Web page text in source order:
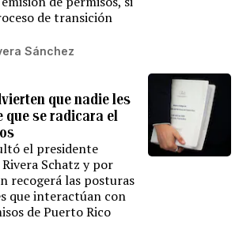
de transición
Sánchez
que nadie les
se radicara el
el presidente
Schatz y por
recogerá las posturas
que interactúan con
de Puerto Rico